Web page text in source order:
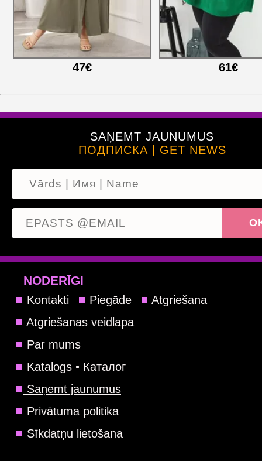
47€ 61€
SAŅEMT JAUNUMUS
ПОДПИСКА | GET NEWS
NODERĪGI
Kontakti Piegāde
Atgriešana
Atgriešanas veidlapa
Par mums
Katalogs • Каталог
Saņemt jaunumus
Privātuma politika
Sīkdatņu lietošana